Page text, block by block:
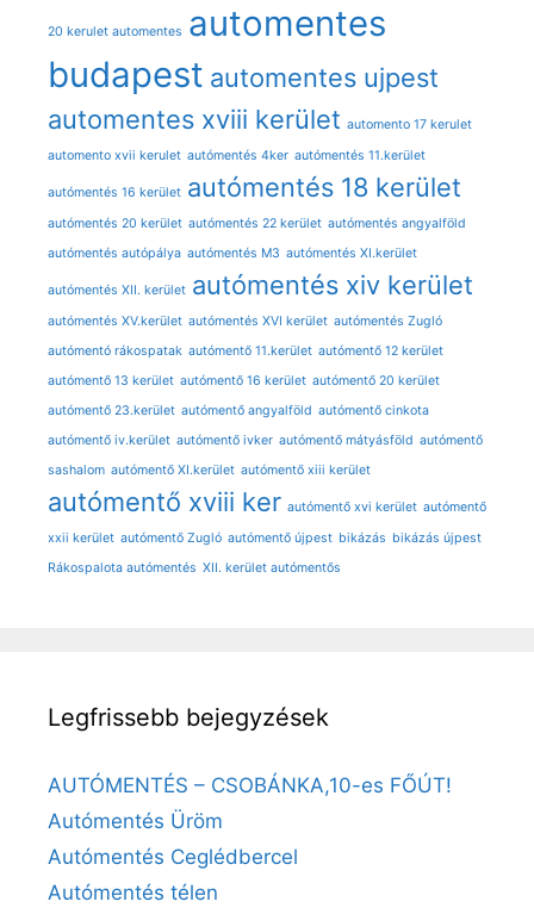
20 kerulet automentes automentes
budapest automentes ujpest
automentes xviii kerület automento 17 kerulet
automento xvii kerulet autómentés 4ker autómentés 11.kerület
autómentés 16 kerület autómentés 18 kerület
autómentés 20 kerület autómentés 22 kerület autómentés angyalföld
autómentés autópálya autómentés M3 autómentés XI.kerület
autómentés XII. kerület autómentés xiv kerület
autómentés XV.kerület autómentés XVI kerület autómentés Zugló
autómentó rákospatak autómentő 11.kerület autómentő 12 kerület
autómentő 13 kerület autómentő 16 kerület autómentő 20 kerület
autómentő 23.kerület autómentő angyalföld autómentő cinkota
autómentő iv.kerület autómentő ivker autómentő mátyásföld autómentő
sashalom autómentő XI.kerület autómentő xiii kerület
autómentő xviii ker autómentő xvi kerület autómentő
xxii kerület autómentő Zugló autómentő újpest bikázás bikázás újpest
Rákospalota autómentés XII. kerület autómentős
Legfrissebb bejegyzések
AUTÓMENTÉS – CSOBÁNKA,10-es FŐÚT!
Autómentés Üröm
Autómentés Ceglédbercel
Autómentés télen